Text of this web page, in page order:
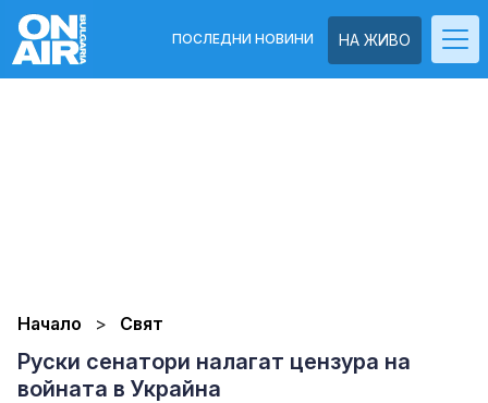
НА ЖИВО
ПОСЛЕДНИ НОВИНИ
Начало Свят
Руски сенатори налагат цензура на
войната в Украйна